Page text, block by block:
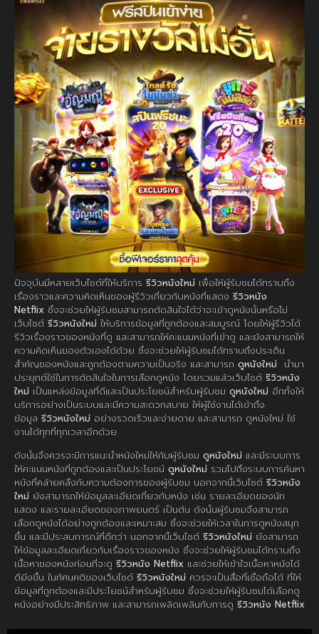
ปัจจุบันมีหลายเว็บไซต์ที่ให้บริการ รีวิวหนังใหม่ เพื่อให้ผู้รับชมได้ทราบถึง
เรื่องราวและความคิดเห็นของผู้รีวิวเกี่ยวกับหนังที่แสดง รีวิวหนัง
Netflix ซึ่งจะช่วยให้ผู้รับชมสามารถตัดสินใจได้ว่าจะเข้าดูหนังนั้นหรือไม่
เว็บไซต์ รีวิวหนังใหม่ ให้บริการข้อมูลที่ถูกต้องและสมบูรณ์ โดยให้ผู้รีวิวได้
รีวิวเรื่องราวของหนังที่ดู และสามารถให้คะแนนหนังที่เข้าดู และยังสามารถให้
ความคิดเห็นของตัวเองได้ด้วย ซึ่งจะช่วยให้ผู้รับชมได้ทราบถึงประเด็น
สำคัญของหนังและถูกต้องตามความเป็นจริง และสามารถ ดูหนังใหม่ นำมา
ประยุกต์ใช้ในการตัดสินใจในการเลือกดูหนัง โดยรวมแล้วเว็บไซต์ รีวิวหนัง
ใหม่ เป็นแหล่งข้อมูลที่ดีและเป็นประโยชน์สำหรับผู้รับชม ดูหนังใหม่ อีกทั้งให้
บริการอย่างเป็นระบบและมีความสะดวกสบาย ให้ผู้ใช้งานได้เข้าถึง
ข้อมูล รีวิวหนังใหม่ อย่างรวดเร็วและง่ายดาย และสามารถ ดูหนังใหม่ ใช้
งานได้ทุกที่ทุกเวลาอีกด้วย
ดังนั้นจึงควรจะมีการแนะนำหนังใหม่ให้กับผู้รับชม ดูหนังใหม่ และมีระบบการ
ให้คะแนนหนังที่ถูกต้องและเป็นประโยชน์ ดูหนังใหม่ รวมไปถึงระบบการค้นหา
หนังที่คล้ายคลึงกับความต้องการของผู้รับชม นอกจากนี้เว็บไซต์ รีวิวหนัง
ใหม่ ยังสามารถให้ข้อมูลละเอียดเกี่ยวกับหนัง เช่น รายละเอียดของนัก
แสดง และรายละเอียดของภาพยนตร์ เป็นต้น ดังนั้นผู้รับชมจึงสามารถ
เลือกดูหนังได้อย่างถูกต้องและเหมาะสม ซึ่งจะช่วยให้เวลาในการดูหนังสนุก
ขึ้น และมีประสบการณ์ที่ดีกว่า นอกจากนี้เว็บไซต์ รีวิวหนังใหม่ ยังสามารถ
ให้ข้อมูลละเอียดเกี่ยวกับเรื่องราวของหนัง ซึ่งจะช่วยให้ผู้รับชมได้ทราบถึง
เนื้อหาของหนังก่อนที่จะดู รีวิวหนัง Netflix และช่วยให้เข้าใจเนื้อหาหนังได้
ดียิ่งขึ้น ในทัศนคติของเว็บไซต์ รีวิวหนังใหม่ ควรจะเป็นสื่อที่เชื่อถือได้ ที่ให้
ข้อมูลที่ถูกต้องและมีประโยชน์สำหรับผู้รับชม ซึ่งจะช่วยให้ผู้รับชมได้เลือกดู
หนังอย่างมีประสิทธิภาพ และสามารถเพลิดเพลินกับการดู รีวิวหนัง Netflix